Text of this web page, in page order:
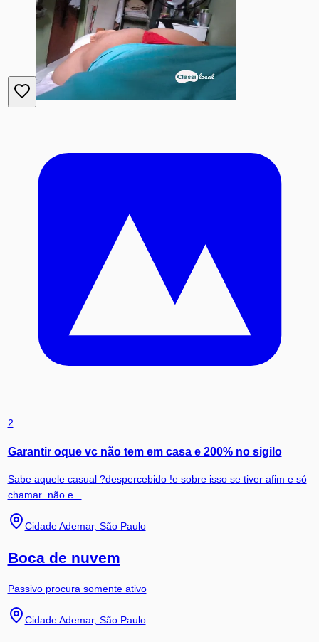
2
Garantir oque vc não tem em casa e 200% no sigilo
Sabe aquele casual ?despercebido !e sobre isso se tiver afim e só
chamar .não e...
Cidade Ademar, São Paulo
Boca de nuvem
Passivo procura somente ativo
Cidade Ademar, São Paulo